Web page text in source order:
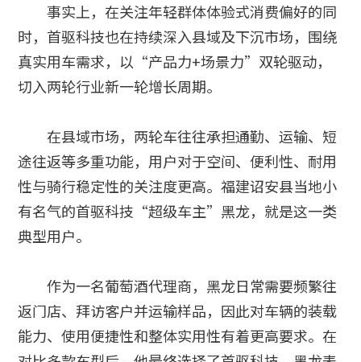
事实上，在关注年轻群体体验式消费偏好的同
时，首驱科技也在持续深入县域及下沉市场，围绕
真实用车需求，以“产品力+场景力”双轮驱动，
切入两轮行业新一轮增长周期。
在县域市场，两轮车往往承担通勤、运输、短
途往返等多重功能，用户对于空间、便利性、耐用
性与骑行稳定性的关注度更高。福建诏安县当地小
有名气的首驱科技“超级车主”黑龙，就是这一类
典型用户。
作为一名葡萄酒代理商，黑龙日常需要频繁往
返门店、拜访客户并运输样品，因此对车辆的装载
能力、使用便捷性和整体实用性有着更高要求。在